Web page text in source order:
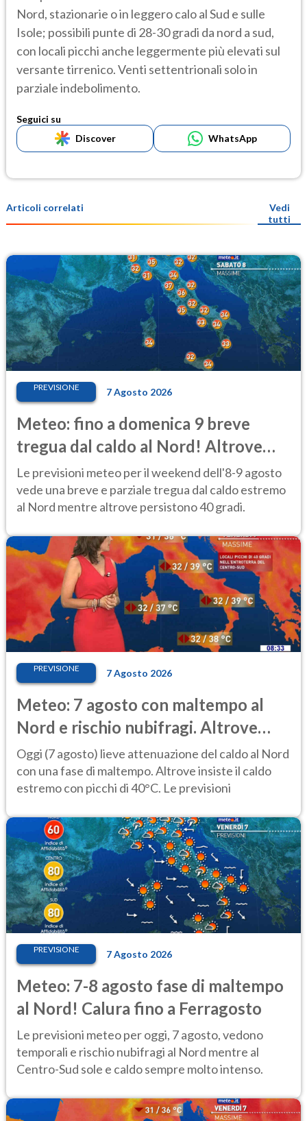
Nord, stazionarie o in leggero calo al Sud e sulle
Isole; possibili punte di 28-30 gradi da nord a sud,
con locali picchi anche leggermente più elevati sul
versante tirrenico. Venti settentrionali solo in
parziale indebolimento.
Seguici su
Discover
WhatsApp
Articoli correlati
Vedi
tutti
PREVISIONE 7 Agosto 2026
Meteo: fino a domenica 9 breve
tregua dal caldo al Nord! Altrove
calura e afa
Le previsioni meteo per il weekend dell'8-9 agosto
vede una breve e parziale tregua dal caldo estremo
al Nord mentre altrove persistono 40 gradi.
PREVISIONE 7 Agosto 2026
Meteo: 7 agosto con maltempo al
Nord e rischio nubifragi. Altrove
caldo estremo
Oggi (7 agosto) lieve attenuazione del caldo al Nord
con una fase di maltempo. Altrove insiste il caldo
estremo con picchi di 40°C. Le previsioni
PREVISIONE 7 Agosto 2026
Meteo: 7-8 agosto fase di maltempo
al Nord! Calura fino a Ferragosto
Le previsioni meteo per oggi, 7 agosto, vedono
temporali e rischio nubifragi al Nord mentre al
Centro-Sud sole e caldo sempre molto intenso.